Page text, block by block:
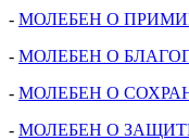
- МОЛЕБЕН О
- МОЛЕБЕН О
- МОЛЕБЕН О
- МОЛЕБЕН О